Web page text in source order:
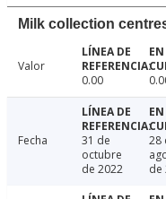
Milk collection
Valor
0.00
Fecha
31 de
octubre
de 2022
28
de